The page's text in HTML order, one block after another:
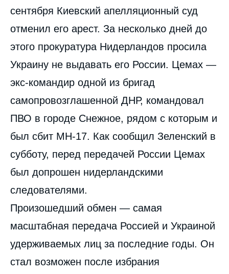
сентября Киевский апелляционный суд
отменил его арест. За несколько дней до
этого прокуратура Нидерландов просила
Украину не выдавать его России. Цемах —
экс-командир одной из бригад
самопровозглашенной ДНР, командовал
ПВО в городе Снежное, рядом с которым и
был сбит MH-17. Как сообщил Зеленский в
субботу, перед передачей России Цемах
был допрошен нидерландскими
следователями.
Произошедший обмен — самая
масштабная передача Россией и Украиной
удерживаемых лиц за последние годы. Он
стал возможен после избрания